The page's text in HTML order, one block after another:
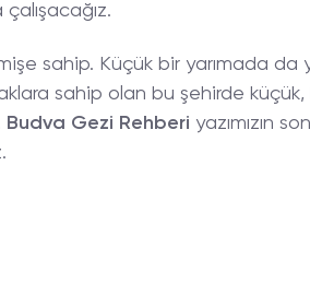
sahip. Küçük bir yarımada da
sahip olan bu şehirde
Budva Gezi Rehberi yazımızın